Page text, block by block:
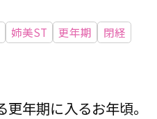
姉美ST 更年期 閉経
年期に入るお年頃。